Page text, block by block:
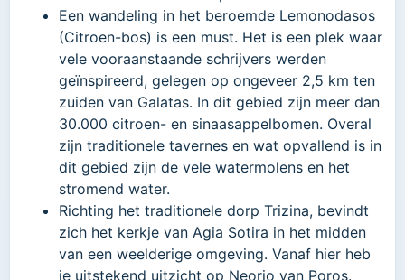
Een wandeling in het beroemde Lemonodasos
(Citroen-bos) is een must. Het is een plek waar
vele vooraanstaande schrijvers werden
geïnspireerd, gelegen op ongeveer 2,5 km ten
zuiden van Galatas. In dit gebied zijn meer dan
30.000 citroen- en sinaasappelbomen. Overal
zijn traditionele tavernes en wat opvallend is in
dit gebied zijn de vele watermolens en het
stromend water.
Richting het traditionele dorp Trizina, bevindt
zich het kerkje van Agia Sotira in het midden
van een weelderige omgeving. Vanaf hier heb
je uitstekend uitzicht op Neorio van Poros.